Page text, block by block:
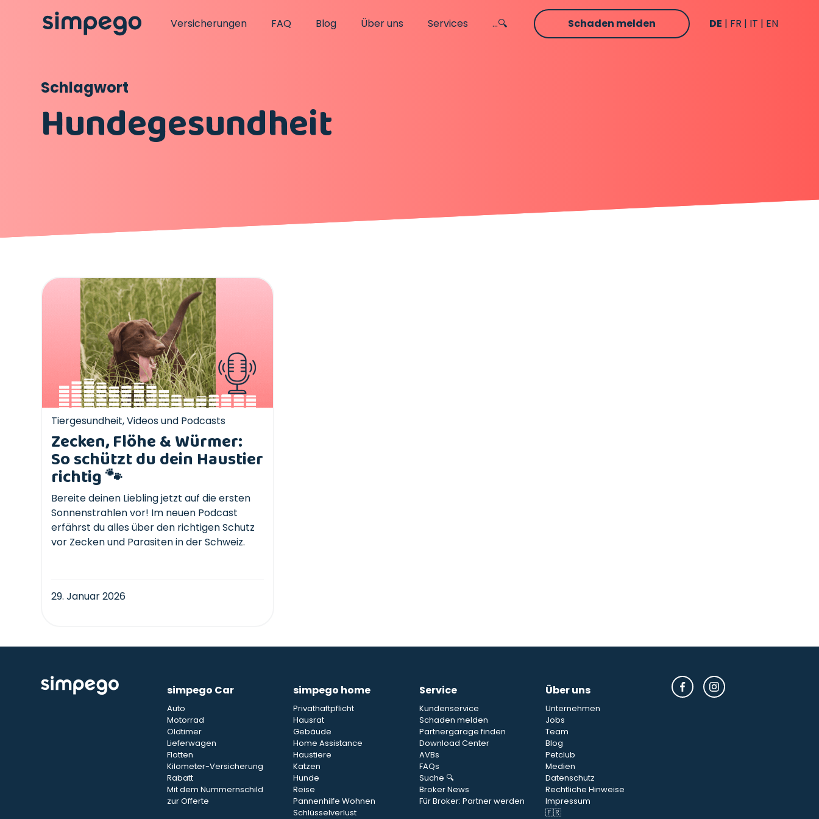
Versicherungen FAQ Blog Über uns Services ...🔍 Schaden melden DE FR IT EN
Schlagwort
Hundegesundheit
Tiergesundheit,Videos und Podcasts
Zecken, Flöhe & Würmer:
So schützt du dein Haustier
richtig 🐾
Bereite deinen Liebling jetzt auf die ersten
Sonnenstrahlen vor! Im neuen Podcast
erfährst du alles über den richtigen Schutz
vor Zecken und Parasiten in der Schweiz.
29. Januar 2026
simpego Car
Auto
Motorrad
Oldtimer
Lieferwagen
Flotten
Kilometer-Versicherung
Rabatt
Mit dem Nummernschild
zur Offerte
simpego home
Privathaftpflicht
Hausrat
Gebäude
Home Assistance
Haustiere
Katzen
Hunde
Reise
Pannenhilfe Wohnen
Schlüsselverlust
Service
Kundenservice
Schaden melden
Partnergarage finden
Download Center
AVBs
FAQs
Suche 🔍
Broker News
Für Broker: Partner werden
Über uns
Unternehmen
Jobs
Team
Blog
Petclub
Medien
Datenschutz
Rechtliche Hinweise
Impressum
🇫🇷